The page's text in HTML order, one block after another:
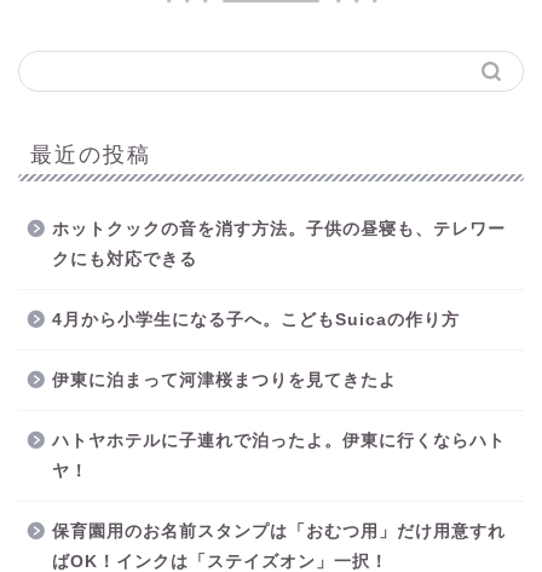
最近の投稿
ホットクックの音を消す方法。子供の昼寝も、テレワー
クにも対応できる
4月から小学生になる子へ。こどもSuicaの作り方
伊東に泊まって河津桜まつりを見てきたよ
ハトヤホテルに子連れで泊ったよ。伊東に行くならハト
ヤ！
保育園用のお名前スタンプは「おむつ用」だけ用意すれ
ばOK！インクは「ステイズオン」一択！